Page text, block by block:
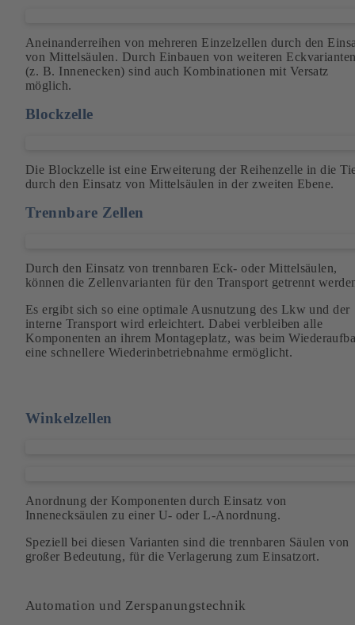
Aneinanderreihen von mehreren Einzelzellen durch den
von Mittelsäulen. Durch Einbauen von weiteren
(z. B. Innenecken) sind auch Kombinationen mit Versatz
möglich.
Blockzelle
Die Blockzelle ist eine Erweiterung der Reihenzelle in die
durch den Einsatz von Mittelsäulen in der zweiten Ebene.
Trennbare Zellen
Durch den Einsatz von trennbaren Eck- oder Mittelsäulen,
können die Zellenvarianten für den Transport getrennt
Es ergibt sich so eine optimale Ausnutzung des Lkw und der
interne Transport wird erleichtert. Dabei verbleiben alle
Komponenten an ihrem Montageplatz, was beim
eine schnellere Wiederinbetriebnahme ermöglicht.
Winkelzellen
Anordnung der Komponenten durch Einsatz von
Innenecksäulen zu einer U- oder L-Anordnung.
Speziell bei diesen Varianten sind die trennbaren Säulen von
großer Bedeutung, für die Verlagerung zum Einsatzort.
Automation und Zerspanungstechnik